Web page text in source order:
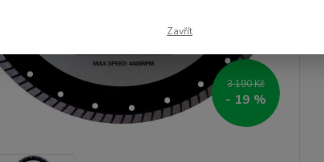
3 190 Kč
- 19 %
Zavřít